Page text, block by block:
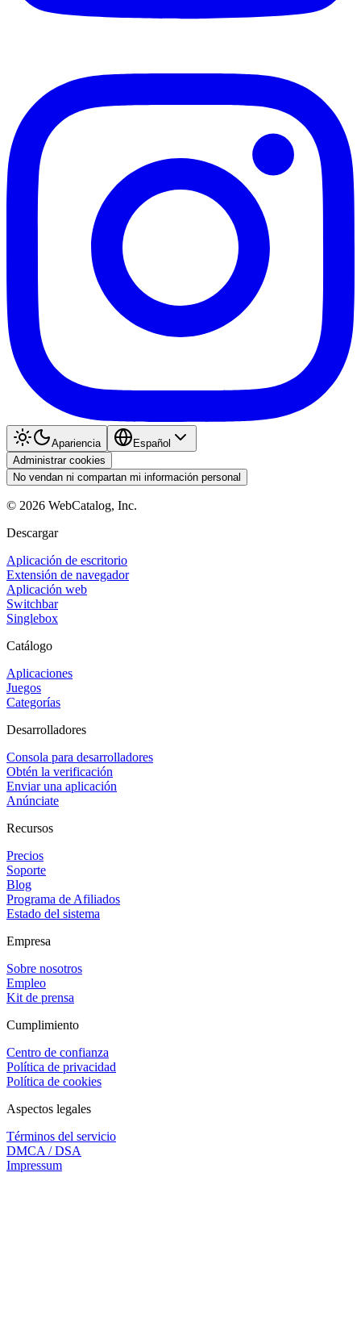
Apariencia
Español
Administrar cookies
No vendan ni compartan mi información personal
© 2026 WebCatalog, Inc.
Descargar
Aplicación de escritorio
Extensión de navegador
Aplicación web
Switchbar
Singlebox
Catálogo
Aplicaciones
Juegos
Categorías
Desarrolladores
Consola para desarrolladores
Obtén la verificación
Enviar una aplicación
Anúnciate
Recursos
Precios
Soporte
Blog
Programa de Afiliados
Estado del sistema
Empresa
Sobre nosotros
Empleo
Kit de prensa
Cumplimiento
Centro de confianza
Política de privacidad
Política de cookies
Aspectos legales
Términos del servicio
DMCA / DSA
Impressum